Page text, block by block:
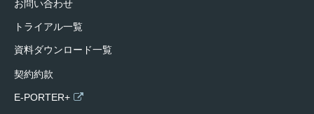
お問い合わせ
トライアル一覧
資料ダウンロード一覧
契約約款
E-PORTER+